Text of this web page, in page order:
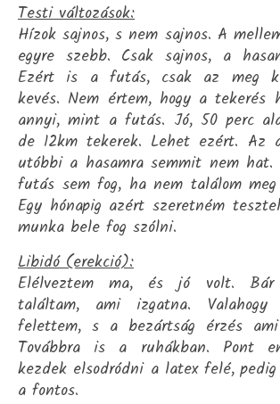
Testi változások:
Hízok sajnos, s nem sajnos. A
egyre szebb. Csak sajnos, a
Ezért is a futás, csak az meg
kevés. Nem értem, hogy a tekerés
annyi, mint a futás. Jó, 50 perc
de 12km tekerek. Lehet ezért. Az
utóbbi a hasamra semmit nem
futás sem fog, ha nem találom
Egy hónapig azért szeretném
munka bele fog szólni.
Libidó (erekció):
Elélveztem ma, és jó volt. Bár
találtam, ami izgatna. Valahogy
felettem, s a bezártság érzés
Továbbra is a ruhákban. Pont
kezdek elsodródni a latex felé,
a fontos.